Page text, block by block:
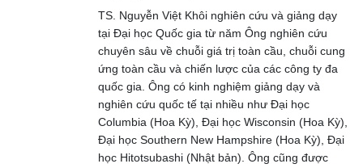
TS. Nguyễn Việt Khôi nghiên cứu và giảng dạy
tại Đại học Quốc gia từ năm Ông nghiên cứu
chuyên sâu về chuỗi giá trị toàn cầu, chuỗi cung
ứng toàn cầu và chiến lược của các công ty đa
quốc gia. Ông có kinh nghiệm giảng dạy và
nghiên cứu quốc tế tại nhiều như Đại học
Columbia (Hoa Kỳ), Đại học Wisconsin (Hoa Kỳ),
Đại học Southern New Hampshire (Hoa Kỳ), Đại
học Hitotsubashi (Nhật bản). Ông cũng được